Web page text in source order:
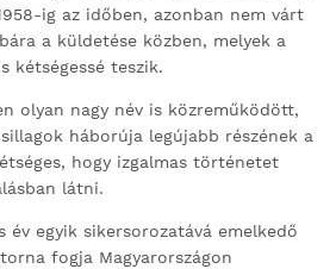
ig az időben, azonban nem várt
a küldetése közben, melyek a
kétségessé teszik.
olyan nagy név is közreműködött,
háborúja legújabb részének a
hogy izgalmas történetet
látni.
év egyik sikersorozatává emelkedő
fogja Magyarországon